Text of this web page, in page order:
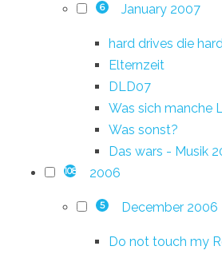
6 January 2007
hard drives die hard
Elternzeit
DLD07
Was sich manche
Was sonst?
Das wars - Musik
108 2006
5 December 2006
Do not touch my